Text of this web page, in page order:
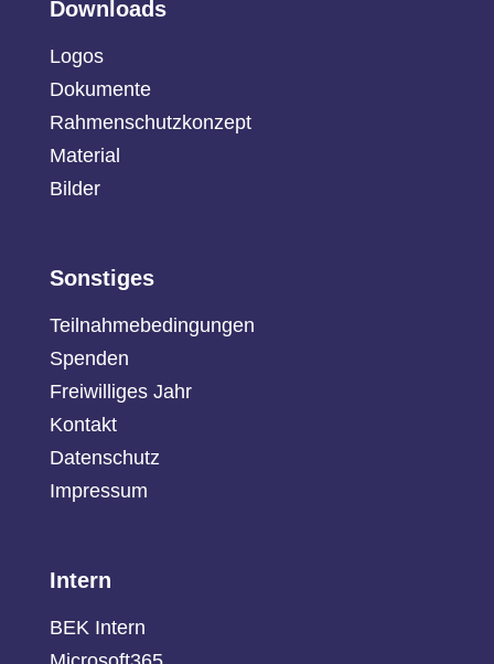
Downloads
Logos
Dokumente
Rahmenschutzkonzept
Material
Bilder
Sonstiges
Teilnahmebedingungen
Spenden
Freiwilliges Jahr
Kontakt
Datenschutz
Impressum
Intern
BEK Intern